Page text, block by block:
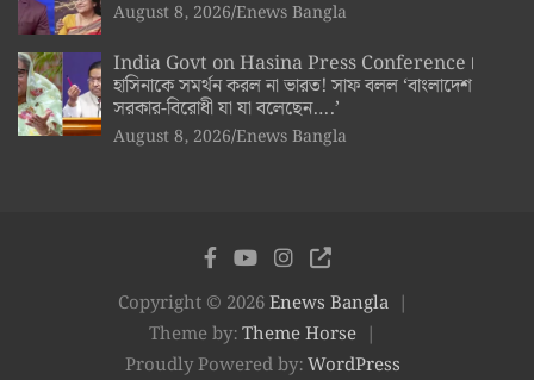
August 8, 2026 Enews Bangla
India Govt on Hasina Press Conference।
হাসিনাকে সমর্থন করল না ভারত! সাফ বলল ‘বাংলাদেশ
সরকার-বিরোধী যা যা বলেছেন….’
August 8, 2026 Enews Bangla
Copyright © 2026Enews Bangla
Theme by:Theme Horse
Proudly Powered by:WordPress